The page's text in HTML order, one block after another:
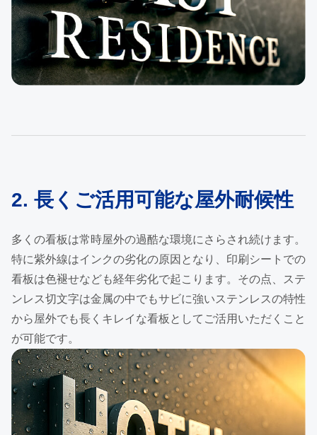
2. 長くご活用可能な屋外耐候性
多くの看板は常時屋外の過酷な環境にさらされ続けます。
特に紫外線はインクの劣化の原因となり、印刷シートでの
看板は色褪せなども経年劣化で起こります。その点、ステ
ンレス切文字は金属の中でもサビに強いステンレスの特性
から屋外でも長くキレイな看板としてご活用いただくこと
が可能です。